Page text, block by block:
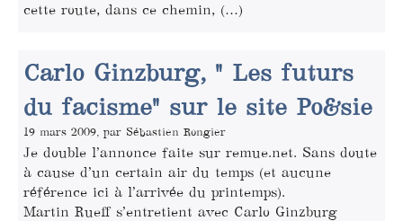
cette route, dans ce chemin, (…)
Carlo Ginzburg, " Les futurs
du facisme" sur le site Po&sie
19 mars 2009, par Sébastien Rongier
Je double l’annonce faite sur remue.net. Sans doute
à cause d’un certain air du temps (et aucune
référence ici à l’arrivée du printemps).
Martin Rueff s’entretient avec Carlo Ginzburg